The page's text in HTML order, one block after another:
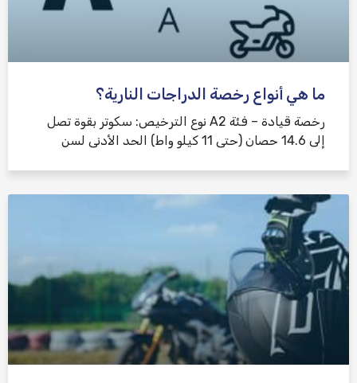
ما هي أنواع رخصة الدراجات النارية؟
رخصة قيادة – فئة A2 نوع الترخيص: سكوتر بقوة تصل
إلى 14.6 حصان (حتى 11 كيلو واط) الحد الأدنى لسن